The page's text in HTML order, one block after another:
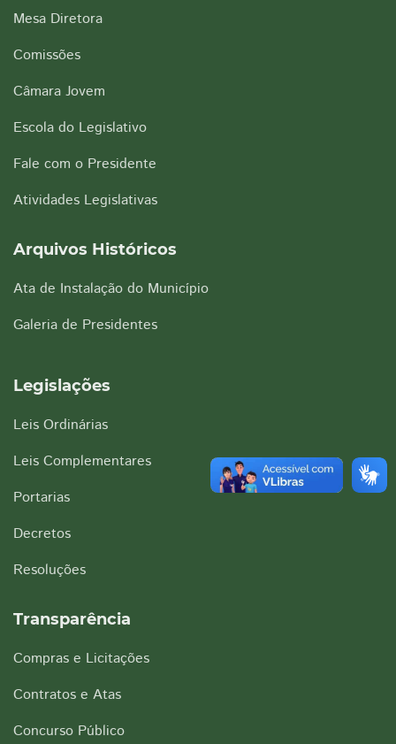
Mesa Diretora
Comissões
Câmara Jovem
Escola do Legislativo
Fale com o Presidente
Atividades Legislativas
Arquivos Históricos
Ata de Instalação do Município
Galeria de Presidentes
Legislações
Leis Ordinárias
Leis Complementares
Portarias
Decretos
Resoluções
Transparência
Compras e Licitações
Contratos e Atas
Concurso Público